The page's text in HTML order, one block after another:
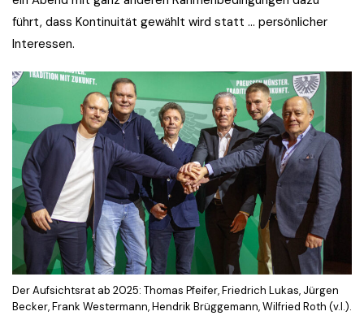
führt, dass Kontinuität gewählt wird statt … persönlicher
Interessen.
Der Aufsichtsrat ab 2025: Thomas Pfeifer, Friedrich Lukas, Jürgen
Becker, Frank Westermann, Hendrik Brüggemann, Wilfried Roth (v.l.).